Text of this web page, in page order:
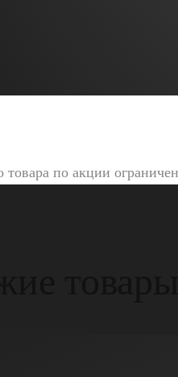
товара по акции